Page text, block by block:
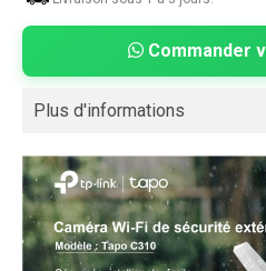
Commander
Plus d'informations